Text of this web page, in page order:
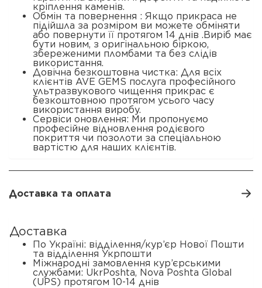
кріплення каменів.
Обмін та повернення : Якщо прикраса не
підійшла за розміром ви можете обміняти
або повернути її протягом 14 днів .Виріб має
бути новим, з оригінальною біркою,
збереженими пломбами та без слідів
використання.
Довічна безкоштовна чистка: Для всіх
клієнтів AVE GEMS послуга професійного
ультразвукового чищення прикрас є
безкоштовною протягом усього часу
використання виробу.
Сервіси оновлення: Ми пропонуємо
професійне відновлення родієвого
покриття чи позолоти за спеціальною
вартістю для наших клієнтів.
Доставка та оплата
Доставка
По Україні: відділення/кур’єр Нової Пошти
та відділення Укрпошти
Міжнародні замовлення кур’єрськими
службами: UkrPoshta, Nova Poshta Global
(UPS) протягом 10-14 днів